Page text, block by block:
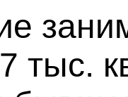
тыс.